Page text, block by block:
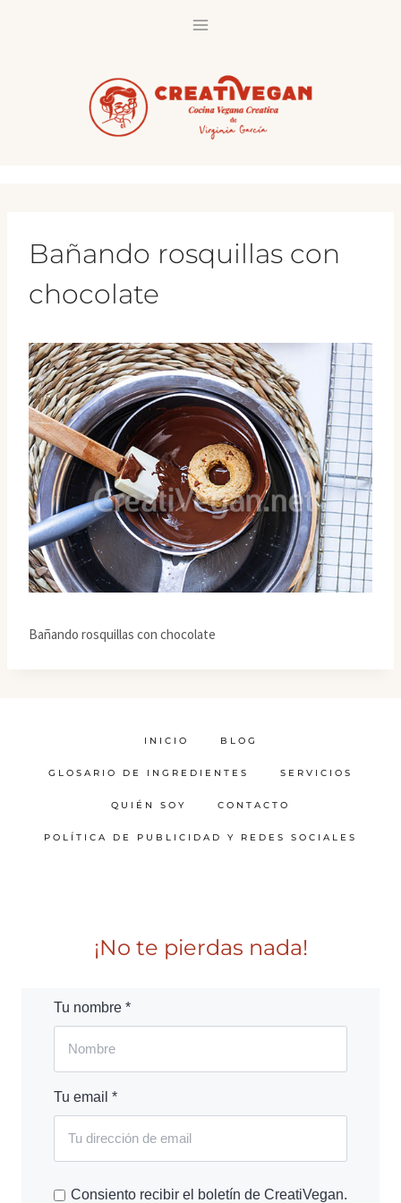
Bañando rosquillas con
chocolate
Bañando rosquillas con chocolate
INICIO BLOG
GLOSARIO DE INGREDIENTES SERVICIOS
QUIÉN SOY CONTACTO
POLÍTICA DE PUBLICIDAD Y REDES SOCIALES
¡No te pierdas nada!
Tu nombre *
Tu email *
Consiento recibir el boletín de CreatiVegan.